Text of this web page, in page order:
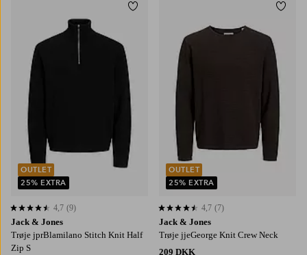
Jack & Jones
Trøje jprBlamilano Stitch Knit Half
Zip S
4,7 baseret på 9 bedømmelser
4,7 (9)
OUTLET
25% EXTRA
Tilføj til favoritter
Jack & Jones
Trøje jjeGeorge Knit Crew Neck
209 DKK
4,7 baseret på 7 bedømmelser
4,7 (7)
OUTLET
25% EXTRA
2XL